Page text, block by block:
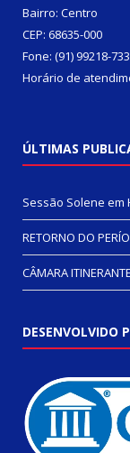
Bairro: Centro
CEP: 68635-000
Fone: (91) 99218-
Horário de
ÚLTIMAS
Sessão Solene em
RETORNO DO
CÂMARA ITINERANTE
DESENVOLVIDO